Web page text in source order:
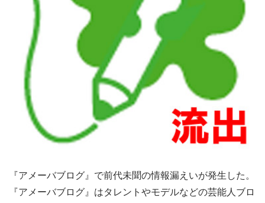
『アメーバブログ』で前代未聞の情報漏えいが発生した。
『アメーバブログ』はタレントやモデルなどの芸能人ブロ